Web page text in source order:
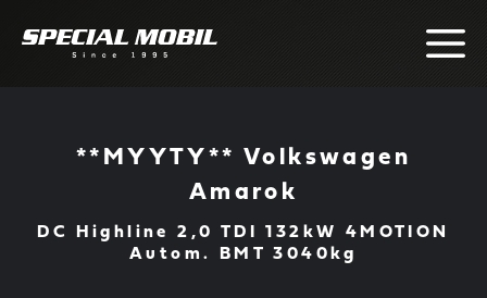
**MYYTY** Volkswagen
Amarok
DC Highline 2,0 TDI 132kW 4MOTION
Autom. BMT 3040kg